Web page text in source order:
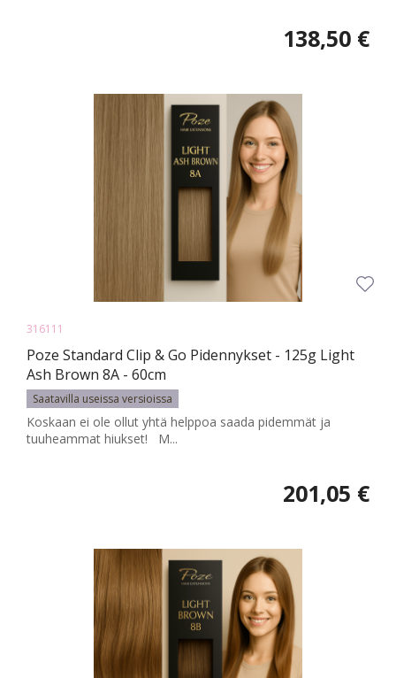
138,50 €
316111
Poze Standard Clip & Go Pidennykset - 125g Light
Ash Brown 8A - 60cm
Saatavilla useissa versioissa
Koskaan ei ole ollut yhtä helppoa saada pidemmät ja
tuuheammat hiukset! M...
201,05 €